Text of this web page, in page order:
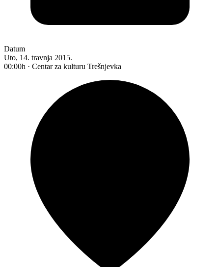
Datum
Uto, 14. travnja 2015.
00:00h · Centar za kulturu Trešnjevka